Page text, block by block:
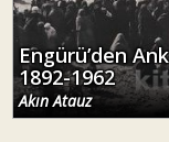
Engürü’den
1892-1962
Akın Atauz